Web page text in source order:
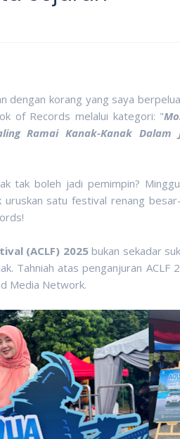
dengan korang yang saya
of Records melalui kategori: "
Ramai Kanak-Kanak Dalam
tak boleh jadi pemimpin?
uruskan satu festival renang
(ACLF) 2025bukan sekadar
Tahniah atas penganjuran ACLF
Media Network.